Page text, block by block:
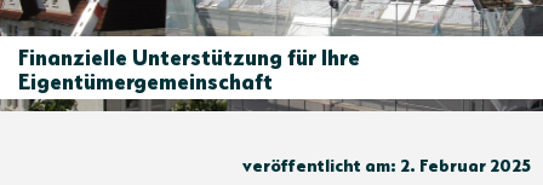
Finanzielle Unterstützung für Ihre
Eigentümergemeinschaft
veröffentlicht am: 2. Februar 2025